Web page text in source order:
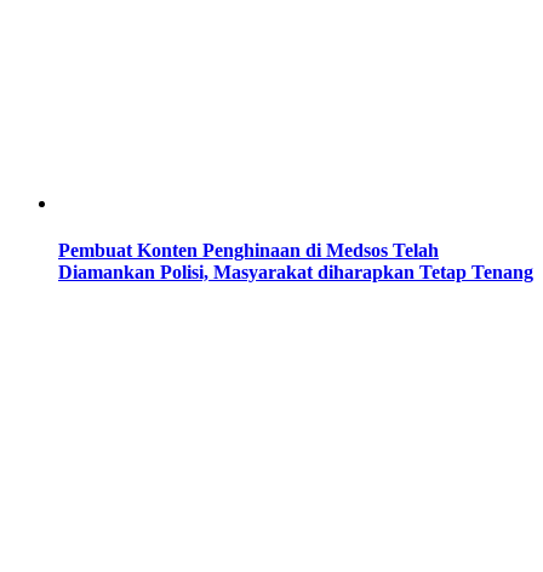
Pembuat Konten Penghinaan di Medsos Telah
Diamankan Polisi, Masyarakat diharapkan Tetap Tenang